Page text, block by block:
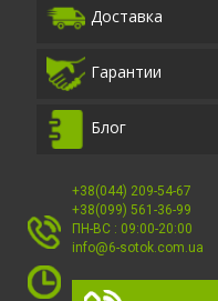
Доставка
Гарантии
Блог
+38(044) 209-54-67
+38(099) 561-36-99
ПН-ВС : 09:00-20:00
info@6-sotok.com.ua